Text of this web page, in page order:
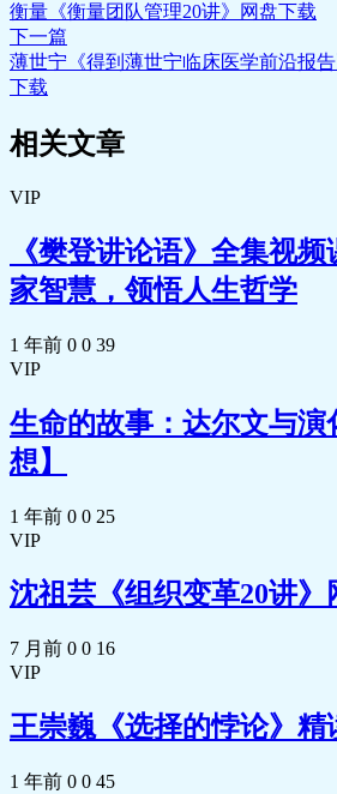
🎵 19.0311丨12丨诊
📄 19.0311丨12丨诊
板，而不是天花板
📄 19.0313丨14丨临
板，而不是天花板.pdf
🎵 19.0315丨16丨医
📄 19.0316丨17丨公
高的健康工程.pdf
讲）
📄 19.0317丨18丨癌
衡量《衡量团队管理20讲》网盘下载
下一篇
薄世宁《得到薄世宁临床医学前沿报告
下载
相关文章
VIP
《樊登讲论语》全集视
家智慧，领悟人生哲学
1 年前 0 0 39
VIP
生命的故事：达尔文与演
想】
1 年前 0 0 25
VIP
沈祖芸《组织变革20讲》
7 月前 0 0 16
VIP
王崇巍《选择的悖论》精
1 年前 0 0 45